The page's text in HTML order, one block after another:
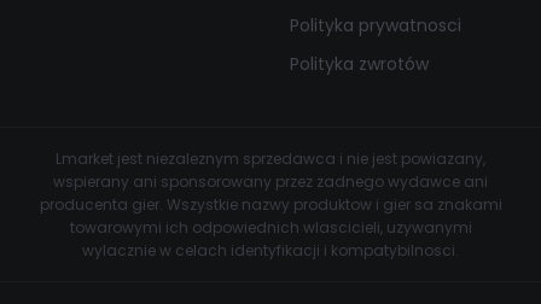
Polityka prywatnosci
Polityka zwrotów
Lmarket jest niezaleznym sprzedawca i nie jest powiazany,
wspierany ani sponsorowany przez zadnego wydawce ani
producenta gier. Wszystkie nazwy produktow i gier sa znakami
towarowymi ich odpowiednich wlascicieli, uzywanymi
wylacznie w celach identyfikacji i kompatybilnosci.